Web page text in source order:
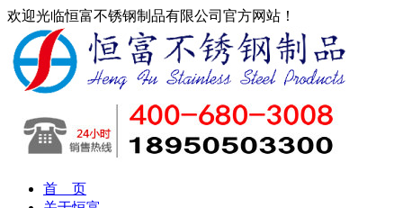
欢迎光临恒富不锈钢制品有限公司官方网站！
首 页